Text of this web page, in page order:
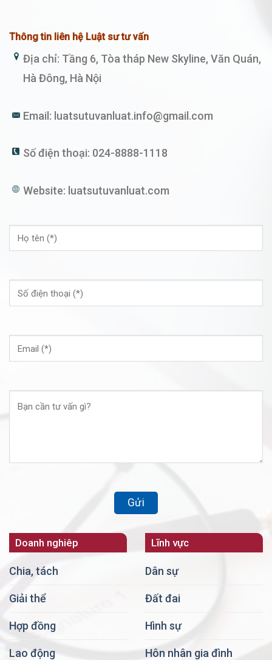
Thông tin liên hệ Luật sư tư vấn
Địa chỉ: Tầng 6, Tòa tháp New Skyline, Văn Quán,
Hà Đông, Hà Nội
Email: luatsutuvanluat.info@gmail.com
Số điện thoại: 024-8888-1118
Website: luatsutuvanluat.com
Doanh nghiêp
Chia, tách
Giải thể
Hợp đồng
Lao động
Lĩnh vực
Dân sự
Đất đai
Hình sự
Hôn nhân gia đình